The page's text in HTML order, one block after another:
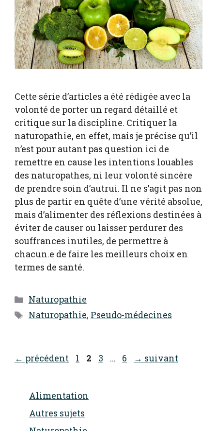
Cette série d’articles a été rédigée avec la
volonté de porter un regard détaillé et
critique sur la discipline. Critiquer la
naturopathie, en effet, mais je précise qu’il
n’est pour autant pas question ici de
remettre en cause les intentions louables
des naturopathes, ni leur volonté sincère
de prendre soin d’autrui. Il ne s’agit pas non
plus de partir en quête d’une vérité absolue,
mais d’alimenter des réflexions destinées à
éviter de causer ou laisser perdurer des
souffrances inutiles, de permettre à
chacun.e de faire les meilleurs choix en
termes de santé.
Catégories
Naturopathie
Étiquettes
Naturopathie, Pseudo-médecines
← précédent Page
1 Page
2 Page
3 … Page
6 → suivant
Alimentation
Autres sujets